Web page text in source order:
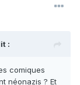
:
comiques
néonazis ? Et